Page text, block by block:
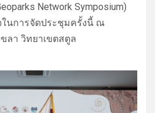
Network Symposium)
ในการจัดประชุมครั้งนี้ ณ
ลา วิทยาเขตสตูล